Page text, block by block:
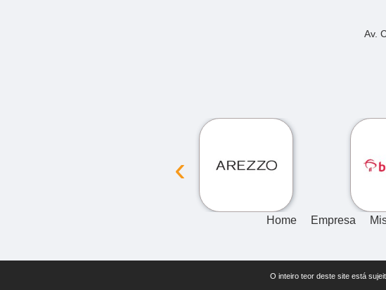
Av.
‹
Home Empresa
O inteiro teor deste site está